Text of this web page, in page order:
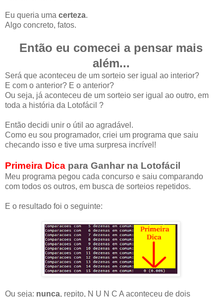
Eu queria uma certeza.
Algo concreto, fatos.
Então eu comecei a pensar mais
além...
Será que aconteceu de um sorteio ser igual ao interior?
E com o anterior? E o anterior?
Ou seja, já aconteceu de um sorteio ser igual ao outro, em
toda a história da Lotofácil ?
Então decidi unir o útil ao agradável.
Como eu sou programador, criei um programa que saiu
checando isso e tive uma surpresa incrível!
Primeira Dica para Ganhar na Lotofácil
Meu programa pegou cada concurso e saiu comparando
com todos os outros, em busca de sorteios repetidos.
E o resultado foi o seguinte:
Ou seja: nunca, repito, N U N C A aconteceu de dois